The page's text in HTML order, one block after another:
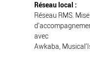
Réseau local :
Réseau RMS.
avec
Awkaba,